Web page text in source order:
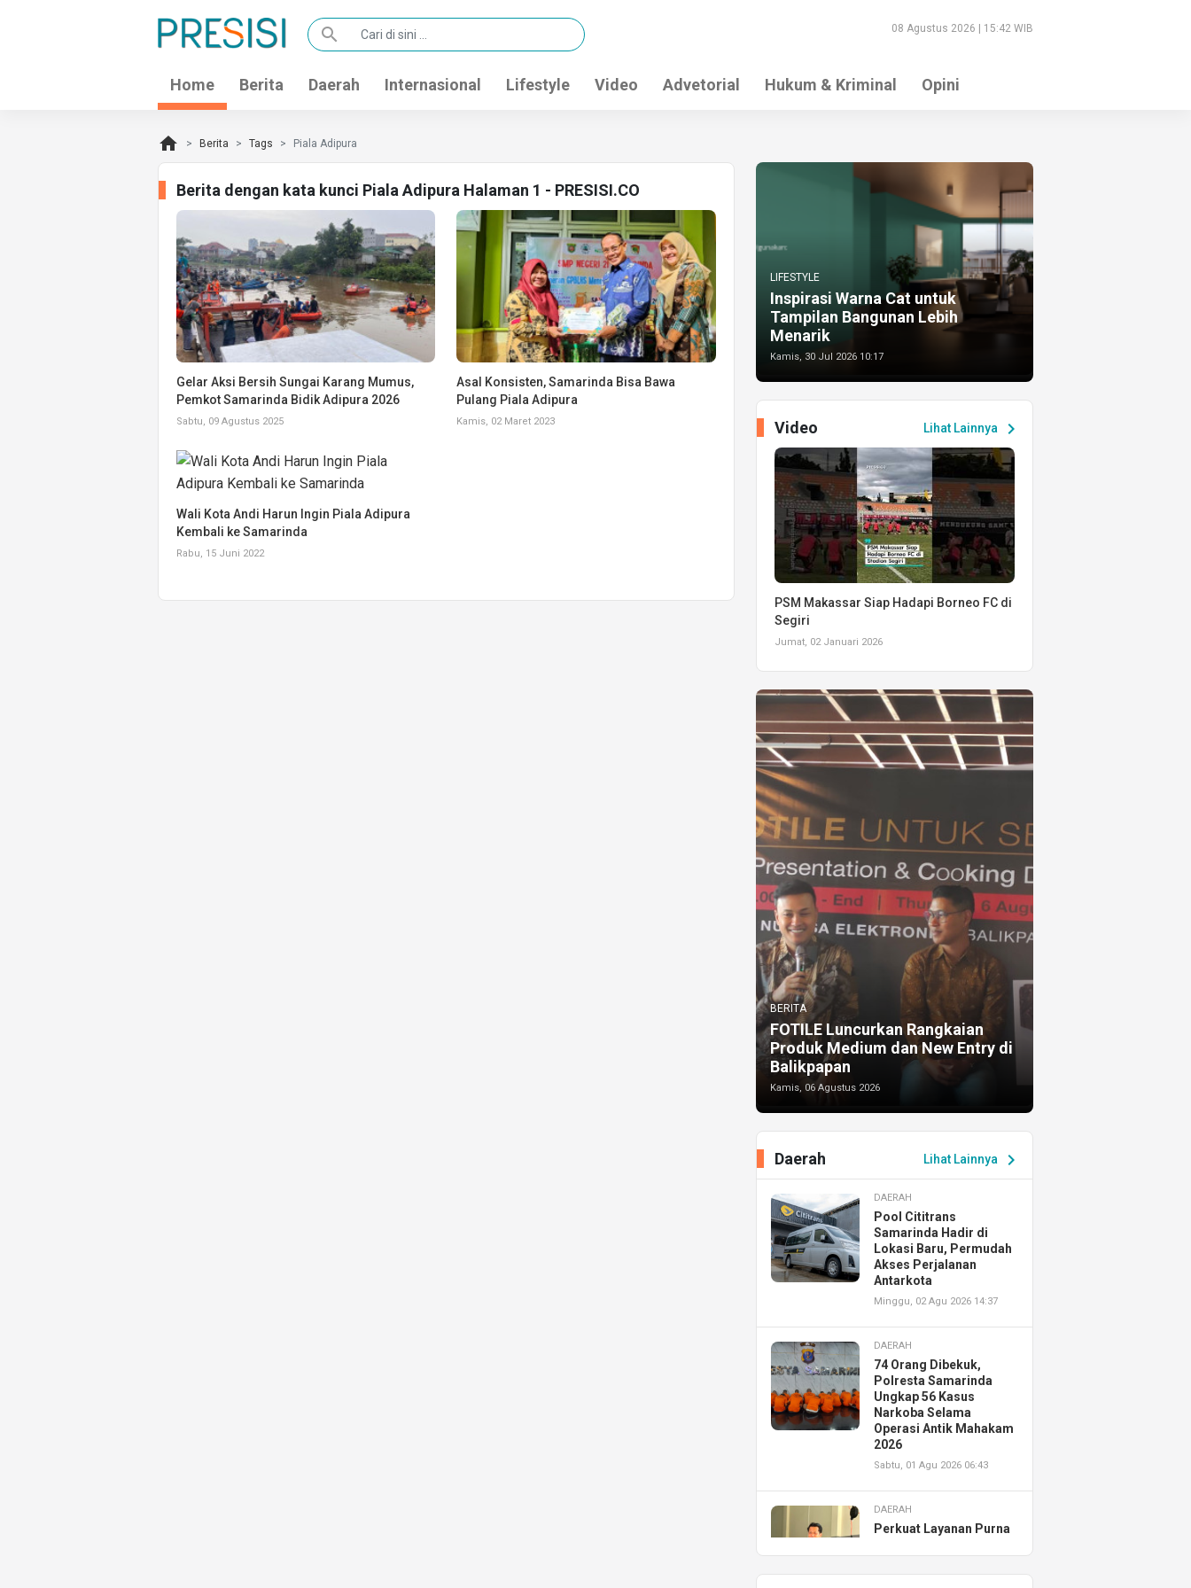
search 08 Agustus 2026 | 15:42 WIB
Home Berita Daerah Internasional Lifestyle Video Advetorial Hukum & Kriminal Opini
home Berita Tags Piala Adipura
Berita dengan kata kunci Piala Adipura Halaman 1 - PRESISI.CO
Gelar Aksi Bersih Sungai Karang Mumus,
Pemkot Samarinda Bidik Adipura 2026
Sabtu, 09 Agustus 2025
Asal Konsisten, Samarinda Bisa Bawa
Pulang Piala Adipura
Kamis, 02 Maret 2023
Wali Kota Andi Harun Ingin Piala Adipura
Kembali ke Samarinda
Rabu, 15 Juni 2022
LIFESTYLE
Inspirasi Warna Cat untuk
Tampilan Bangunan Lebih
Menarik
Kamis, 30 Jul 2026 10:17
Lihat Lainnya chevron_right
Video
PSM Makassar Siap Hadapi Borneo FC di
Segiri
Jumat, 02 Januari 2026
BERITA
FOTILE Luncurkan Rangkaian
Produk Medium dan New Entry di
Balikpapan
Kamis, 06 Agustus 2026
Lihat Lainnya chevron_right
Daerah
DAERAH
Pool Cititrans
Samarinda Hadir di
Lokasi Baru, Permudah
Akses Perjalanan
Antarkota
Minggu, 02 Agu 2026 14:37
DAERAH
74 Orang Dibekuk,
Polresta Samarinda
Ungkap 56 Kasus
Narkoba Selama
Operasi Antik Mahakam
2026
Sabtu, 01 Agu 2026 06:43
DAERAH
Perkuat Layanan Purna
Resmikan AHASS